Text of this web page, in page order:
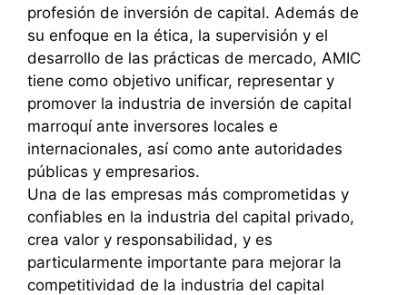
profesión de inversión de capital. Además de
su enfoque en la ética, la supervisión y el
desarrollo de las prácticas de mercado, AMIC
tiene como objetivo unificar, representar y
promover la industria de inversión de capital
marroquí ante inversores locales e
internacionales, así como ante autoridades
públicas y empresarios.
Una de las empresas más comprometidas y
confiables en la industria del capital privado,
crea valor y responsabilidad, y es
particularmente importante para mejorar la
competitividad de la industria del capital